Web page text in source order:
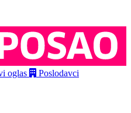
oglas Poslodavci